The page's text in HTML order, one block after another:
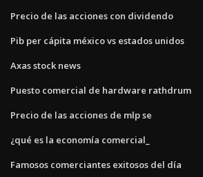
Precio de las acciones con dividendo
Pib per cápita méxico vs estados unidos
Axas stock news
Puesto comercial de hardware rathdrum
Precio de las acciones de mlp se
¿qué es la economía comercial_
Famosos comerciantes exitosos del día